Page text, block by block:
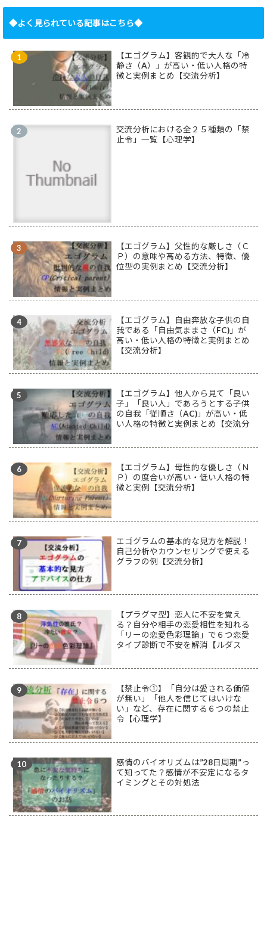
◆よく見られている記事はこちら◆
【エゴグラム】客観的で大人な「冷
静さ（A）」が高い・低い人格の特
徴と実例まとめ【交流分析】
交流分析における全２５種類の「禁
止令」一覧【心理学】
【エゴグラム】父性的な厳しさ（Ｃ
Ｐ）の意味や高める方法、特徴、優
位型の実例まとめ【交流分析】
【エゴグラム】自由奔放な子供の自
我である「自由気ままさ（FC)」が
高い・低い人格の特徴と実例まとめ
【交流分析】
【エゴグラム】他人から見て「良い
子」「良い人」であろうとする子供
の自我「従順さ（AC)」が高い・低
い人格の特徴と実例まとめ【交流分
【エゴグラム】母性的な優しさ（Ｎ
Ｐ）の度合いが高い・低い人格の特
徴と実例【交流分析】
エゴグラムの基本的な見方を解説！
自己分析やカウンセリングで使える
グラフの例【交流分析】
【プラグマ型】恋人に不安を覚え
る？自分や相手の恋愛相性を知れる
「リーの恋愛色彩理論」で６つ恋愛
タイプ診断で不安を解消【ルダス
【禁止令①】「自分は愛される価値
が無い」「他人を信じてはいけな
い」など、存在に関する６つの禁止
令【心理学】
感情のバイオリズムは”28日周期”っ
て知ってた？感情が不安定になるタ
イミングとその対処法